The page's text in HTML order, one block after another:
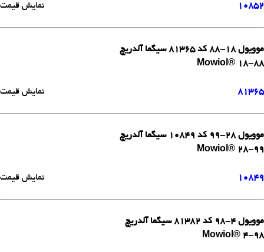
10852 نمایش قیمت
موویول 18-88 کد 81365 سیگما آلدریچ
Mowiol® 18-88
81365 نمایش قیمت
موویول 28-99 کد 10849 سیگما آلدریچ
Mowiol® 28-99
10849 نمایش قیمت
موویول 4-98 کد 81382 سیگما آلدریچ
Mowiol® 4-98